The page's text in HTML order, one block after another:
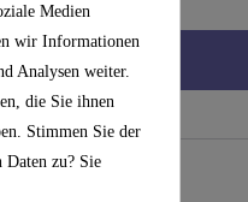
Medien
wir Informationen
Analysen weiter.
die Sie ihnen
Stimmen Sie der
Daten zu? Sie